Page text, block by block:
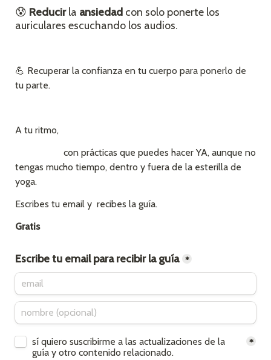
😰 Reducir la ansiedad con solo ponerte los
auriculares escuchando los audios.
💪 Recuperar la confianza en tu cuerpo para ponerlo de
tu parte.
A tu ritmo,
tengas mucho tiempo, dentro y fuera de la esterilla de
yoga.
Escribes tu email y  recibes la guía.
Gratis
Escribe tu email para recibir la guía *
Untitled checkboxes field
sí quiero suscribirme a las actualizaciones de la
guía y otro contenido relacionado.
*